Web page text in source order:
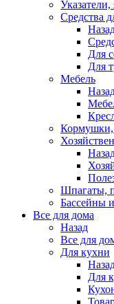
Средства
Для
Для
Мебель
Кормушки,
Шпагаты,
Бассейны
Все для дома
Назад
Все для
Для кухни
Для